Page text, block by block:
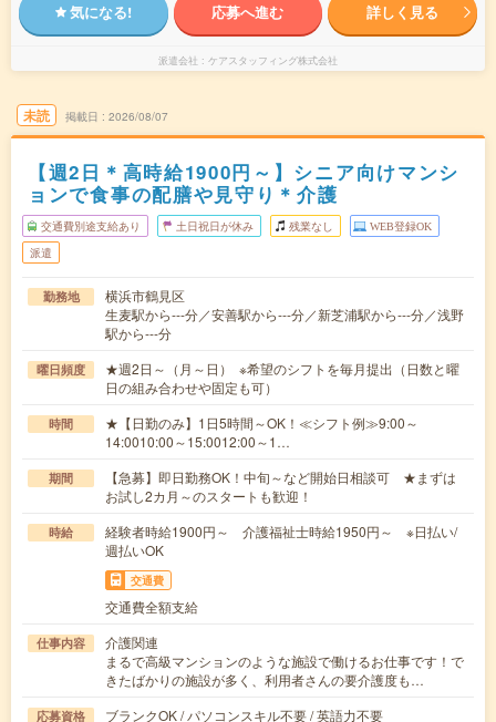
気になる! 応募へ進む 詳しく見る
派遣会社 ケアスタッフィング株式会社
未読 掲載日 2026/08/07
【週2日＊高時給1900円～】シニア向けマンシ
ョンで食事の配膳や見守り＊介護
交通費別途支給あり 土日祝日が休み 残業なし WEB登録OK
派遣
勤務地
横浜市鶴見区
生麦駅から---分／安善駅から---分／新芝浦駅から---分／浅野
駅から---分
曜日頻度
★週2日～（月～日） ※希望のシフトを毎月提出（日数と曜
日の組み合わせや固定も可）
時間
★【日勤のみ】1日5時間～OK！≪シフト例≫9:00～
14:0010:00～15:0012:00～1…
期間
【急募】即日勤務OK！中旬～など開始日相談可 ★まずは
お試し2カ月～のスタートも歓迎！
時給
経験者時給1900円～ 介護福祉士時給1950円～ ※日払い/
週払いOK
交通費
交通費全額支給
仕事内容
介護関連
まるで高級マンションのような施設で働けるお仕事です！で
きたばかりの施設が多く、利用者さんの要介護度も…
応募資格 ブランクOK / パソコンスキル不要 / 英語力不要